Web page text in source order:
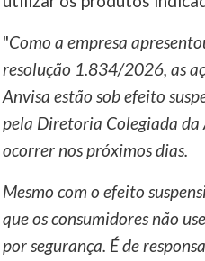
"Como a empresa
resolução 1.834/2026, as
Anvisa estão sob efeito
pela Diretoria Colegiada da
ocorrer nos próximos dias.
Mesmo com o efeito
que os consumidores não
por segurança. É de